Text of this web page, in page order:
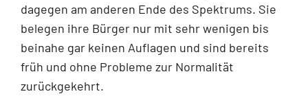
dagegen am anderen Ende des Spektrums. Sie
belegen ihre Bürger nur mit sehr wenigen bis
beinahe gar keinen Auflagen und sind bereits
früh und ohne Probleme zur Normalität
zurückgekehrt.